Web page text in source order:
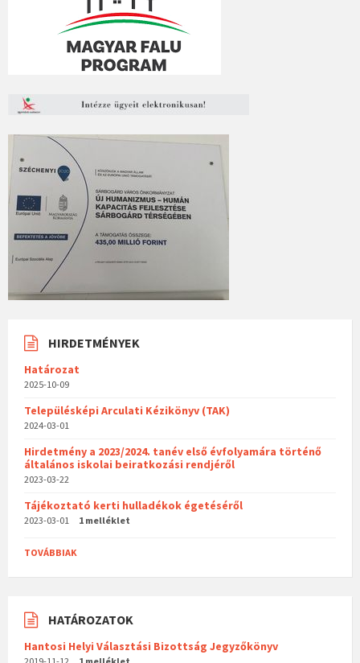
HIRDETMÉNYEK
Határozat
2025-10-09
Településképi Arculati Kézikönyv (TAK)
2024-03-01
Hirdetmény a 2023/2024. tanév első évfolyamára történő
általános iskolai beiratkozási rendjéről
2023-03-22
Tájékoztató kerti hulladékok égetéséről
2023-03-01 1 melléklet
TOVÁBBIAK
HATÁROZATOK
Hantosi Helyi Választási Bizottság Jegyzőkönyv